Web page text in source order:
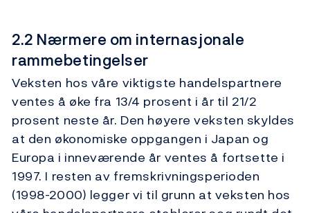
2.2 Nærmere om internasjonale
rammebetingelser
Veksten hos våre viktigste handelspartnere
ventes å øke fra 13/4 prosent i år til 21/2
prosent neste år. Den høyere veksten skyldes
at den økonomiske oppgangen i Japan og
Europa i inneværende år ventes å fortsette i
1997. I resten av fremskrivningsperioden
(1998-2000) legger vi til grunn at veksten hos